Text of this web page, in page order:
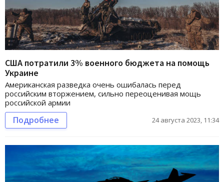
США потратили 3% военного бюджета на помощь
Украине
Американская разведка очень ошибалась перед
российским вторжением, сильно переоценивая мощь
российской армии
Подробнее 24 августа 2023, 11:34